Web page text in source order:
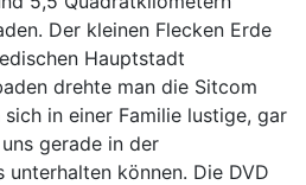
Der kleinen Flecken Erde
Hauptstadt
drehte man die Sitcom
sich in einer Familie lustige, gar
gerade in der
unterhalten können. Die DVD